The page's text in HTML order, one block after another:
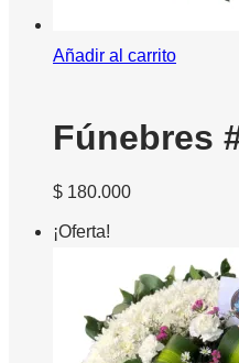
Añadir al carrito
Fúnebres
$ 180.000
¡Oferta!